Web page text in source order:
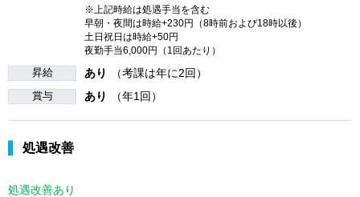
※上記時給は処遇手当を含む
早朝・夜間は時給+230円（8時前および18時以後）
土日祝日は時給+50円
夜勤手当6,000円（1回あたり）
昇給 あり （考課は年に2回）
賞与 あり （年1回）
処遇改善
処遇改善あり